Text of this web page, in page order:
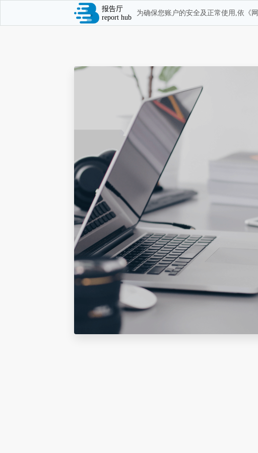
报告厅
report hub
为确保您账户的安全及正常使用,依《